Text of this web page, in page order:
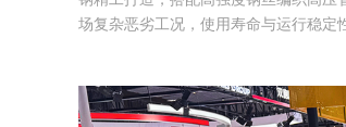
场复杂恶劣工况，使用寿命与运行稳定